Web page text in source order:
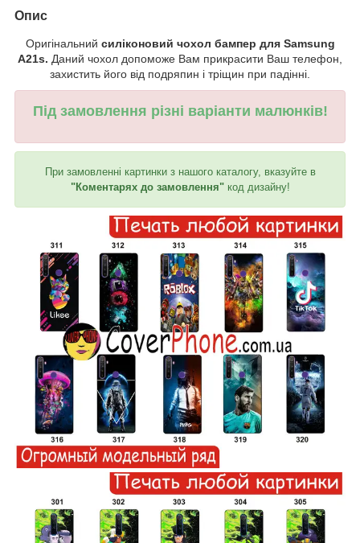
Опис
Оригінальний силіконовий чохол бампер для Samsung
A21s. Даний чохол допоможе Вам прикрасити Ваш телефон,
захистить його від подряпин і тріщин при падінні.
Під замовлення різні варіанти малюнків!
При замовленні картинки з нашого каталогу, вказуйте в
"Коментарях до замовлення"код дизайну!